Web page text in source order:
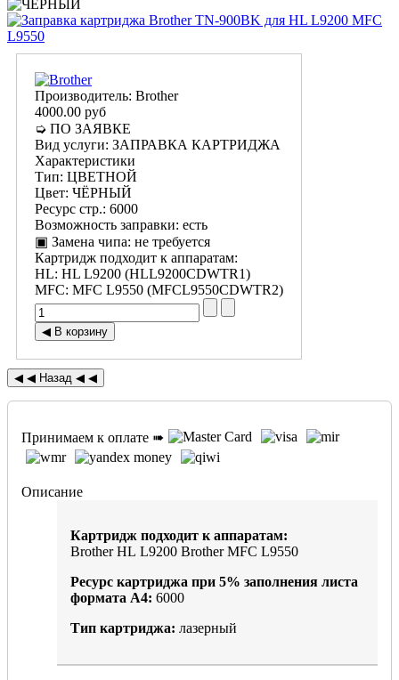
Производитель: Brother
4000.00 руб
➭ ПО ЗАЯВКЕ
Вид услуги: ЗАПРАВКА КАРТРИДЖА
Характеристики
Тип: ЦВЕТНОЙ
Цвет: ЧЁРНЫЙ
Ресурс стр.: 6000
Возможность заправки: есть
▣ Замена чипа: не требуется
Картридж подходит к аппаратам:
HL: HL L9200 (HLL9200CDWTR1)
MFC: MFC L9550 (MFCL9550CDWTR2)
Принимаем к оплате ➠
Описание
Картридж подходит к аппаратам:
Brother HL L9200 Brother MFC L9550
Ресурс картриджа при 5% заполнения листа
формата А4: 6000
Тип картриджа: лазерный